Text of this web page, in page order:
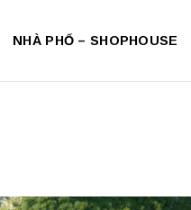
NHÀ PHỐ – SHOPHOUSE